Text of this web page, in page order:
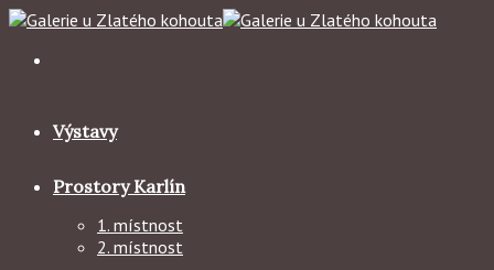
Skip
content
Výstavy
Prostory Karlín
1. místnost
2. místnost